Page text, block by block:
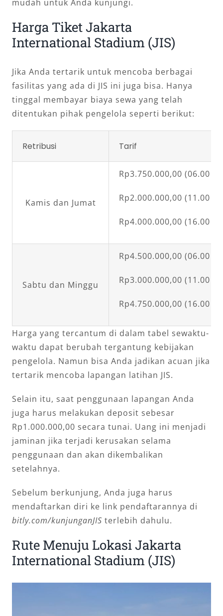
mudah untuk Anda kunjungi.
Harga Tiket Jakarta
International Stadium (JIS)
Jika Anda tertarik untuk mencoba berbagai
fasilitas yang ada di JIS ini juga bisa. Hanya
tinggal membayar biaya sewa yang telah
ditentukan pihak pengelola seperti berikut:
Retribusi Tarif
Kamis dan Jumat
Rp3.750.000,00 (06.00 –
Rp2.000.000,00 (11.00 –
Rp4.000.000,00 (16.00 –
Sabtu dan Minggu
Rp4.500.000,00 (06.00 –
Rp3.000.000,00 (11.00 –
Rp4.750.000,00 (16.00 –
Harga yang tercantum di dalam tabel sewaktu-
waktu dapat berubah tergantung kebijakan
pengelola. Namun bisa Anda jadikan acuan jika
tertarik mencoba lapangan latihan JIS.
Selain itu, saat penggunaan lapangan Anda
juga harus melakukan deposit sebesar
Rp1.000.000,00 secara tunai. Uang ini menjadi
jaminan jika terjadi kerusakan selama
penggunaan dan akan dikembalikan
setelahnya.
Sebelum berkunjung, Anda juga harus
mendaftarkan diri ke link pendaftarannya di
bitly.com/kunjunganJIS terlebih dahulu.
Rute Menuju Lokasi Jakarta
International Stadium (JIS)